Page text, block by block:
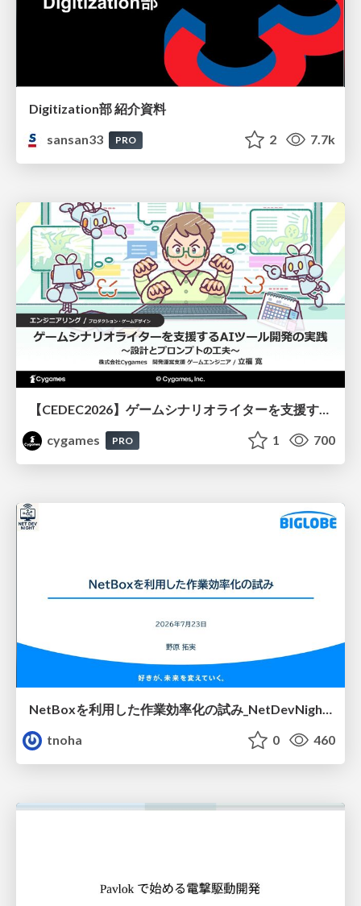
Digitization部 紹介資料
sansan33
PRO 2 7.7k
cygames
PRO 1 700
NetBoxを利用した作業効率化の試み_NetDevNight4
tnoha
0 460